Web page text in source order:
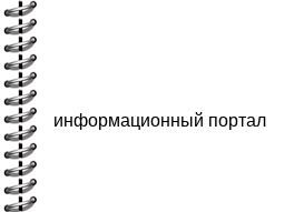
информационный портал